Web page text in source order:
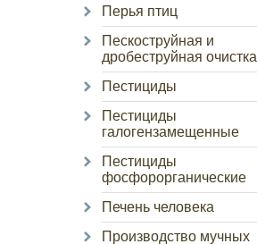
Перья птиц
Пескоструйная и
дробеструйная очистка
Пестициды
Пестициды
галогензамещенные
Пестициды
фосфорорганические
Печень человека
Производство мучных